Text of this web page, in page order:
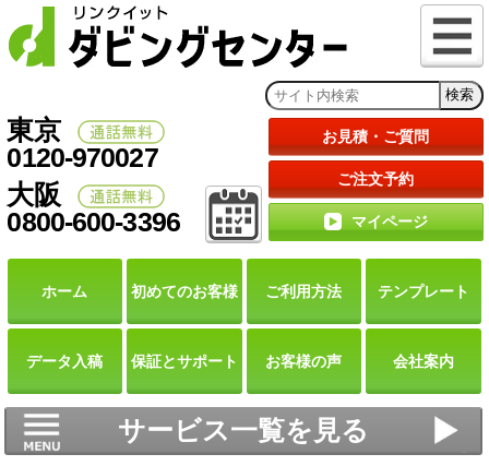
お見積・ご質問
ご注文予約
マイページ
東京
0120-970027
大阪
0800-600-3396
ホーム 初めてのお客様 ご利用方法 テンプレート
データ 入稿 保証とサポート お客様の声 会社案内
サービス一覧を見る